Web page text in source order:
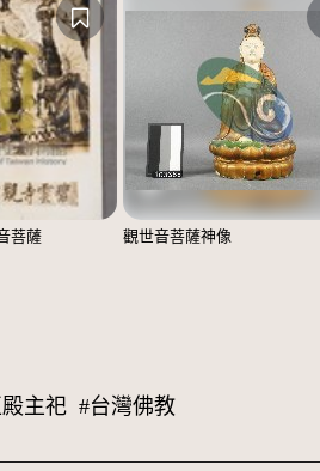
菩薩 觀世音菩薩神像
主祀 #台灣佛教